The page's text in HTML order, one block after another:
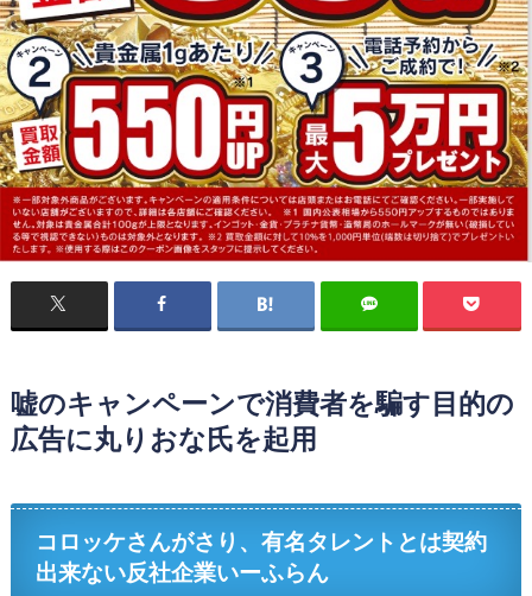
嘘のキャンペーンで消費者を騙す目的の
広告に丸りおな氏を起用
コロッケさんがさり、有名タレントとは契約
出来ない反社企業いーふらん